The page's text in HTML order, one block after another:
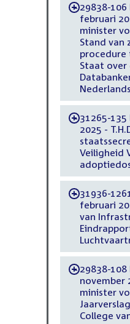
-29838-
februari
minister
Stand van
procedure
Staat over
-31265-
2025 -
Veiligheid
-31936-
februari
van
-29838-
november
minister
College